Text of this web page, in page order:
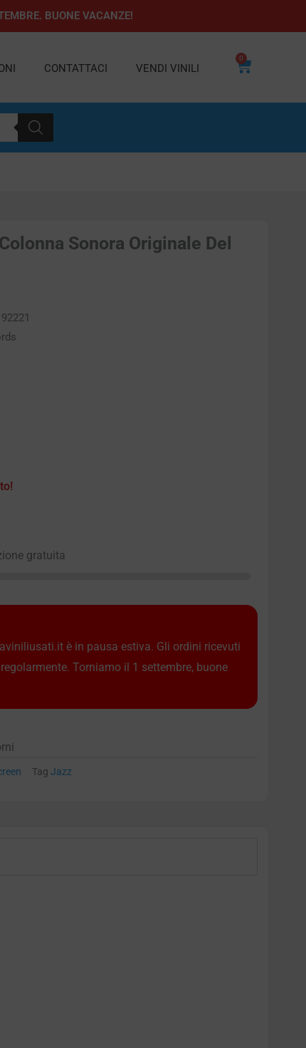
BUONE VACANZE!
CONTATTACI VENDI VINILI
0
Carrello
Sonora Originale Del
gratuita
è in pausa estiva. Gli ordini ricevuti
Torniamo il 1 settembre, buone
Tag Jazz